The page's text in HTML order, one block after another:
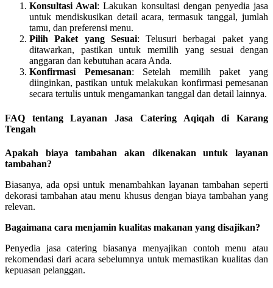
Konsultasi Awal: Lakukan konsultasi dengan penyedia jasa
untuk mendiskusikan detail acara, termasuk tanggal, jumlah
tamu, dan preferensi menu.
Pilih Paket yang Sesuai: Telusuri berbagai paket yang
ditawarkan, pastikan untuk memilih yang sesuai dengan
anggaran dan kebutuhan acara Anda.
Konfirmasi Pemesanan: Setelah memilih paket yang
diinginkan, pastikan untuk melakukan konfirmasi pemesanan
secara tertulis untuk mengamankan tanggal dan detail lainnya.
FAQ tentang Layanan Jasa Catering Aqiqah di Karang
Tengah
Apakah biaya tambahan akan dikenakan untuk layanan
tambahan?
Biasanya, ada opsi untuk menambahkan layanan tambahan seperti
dekorasi tambahan atau menu khusus dengan biaya tambahan yang
relevan.
Bagaimana cara menjamin kualitas makanan yang disajikan?
Penyedia jasa catering biasanya menyajikan contoh menu atau
rekomendasi dari acara sebelumnya untuk memastikan kualitas dan
kepuasan pelanggan.